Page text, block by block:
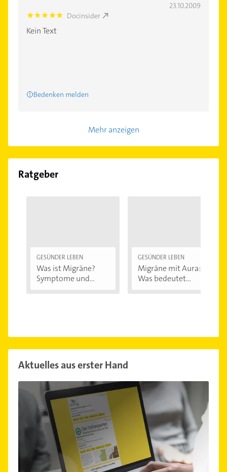
23.10.2009
5.0 Docinsider
Kein Text
Bedenken melden
Mehr anzeigen
Ratgeber
GESÜNDER LEBEN
Was ist Migräne?
Symptome und...
GESÜNDER LEBEN
Migräne mit Aura:
Was bedeutet...
Aktuelles aus erster Hand